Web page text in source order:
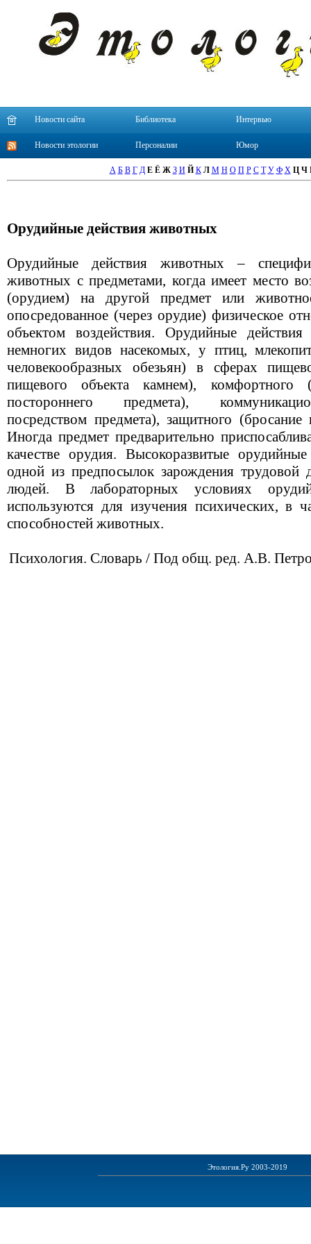
Новости сайта Библиотека Интервью
Новости этологии Персоналии Юмор
А Б В Г Д Е Ё Ж З И Й К Л М Н О П Р С Т У Ф Х Ц Ч
Орудийные действия животных
Орудийные действия животных –
животных с предметами, когда имеет место
(орудием) на другой предмет или
опосредованное (через орудие) физическое
объектом воздействия. Орудийные
немногих видов насекомых, у птиц,
человекообразных обезьян) в сферах
пищевого объекта камнем),
постороннего предмета),
посредством предмета), защитного
Иногда предмет предварительно
качестве орудия. Высокоразвитые
одной из предпосылок зарождения трудовой
людей. В лабораторных условиях
используются для изучения психических, в
способностей животных.
Психология. Словарь / Под общ. ред. А.В.
Этология.Ру 2003-2019